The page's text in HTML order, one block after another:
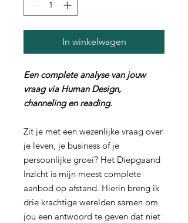
In winkelwagen
Een complete analyse van jouw
vraag via Human Design,
channeling en reading.
Zit je met een wezenlijke vraag over
je leven, je business of je
persoonlijke groei? Het Diepgaand
Inzicht is mijn meest complete
aanbod op afstand. Hierin breng ik
drie krachtige werelden samen om
jou een antwoord te geven dat niet